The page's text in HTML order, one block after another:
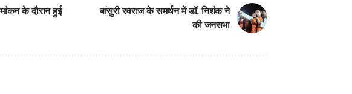
के दौरान हुई
बांसुरी स्वराज के समर्थन में डॉ. निशंक ने
की जनसभा